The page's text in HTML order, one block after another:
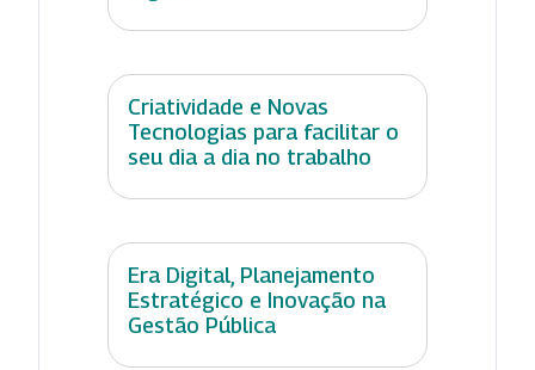
Criatividade e Novas
Tecnologias para facilitar o
seu dia a dia no trabalho
Era Digital, Planejamento
Estratégico e Inovação na
Gestão Pública